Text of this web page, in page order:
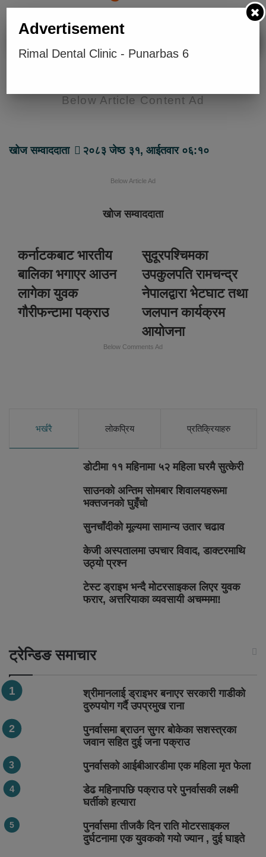
Below Article Content Ad
खोज सम्वाददाता २०८३ जेष्ठ ३१, आईतवार ०६:१०
Below Article Ad
खोज सम्वाददाता
कर्नाटकबाट भारतीय
बालिका भगाएर आउन
लागेका युवक
गौरीफन्टामा पक्राउ
सुदूरपश्चिमका
उपकुलपति रामचन्द्र
नेपालद्वारा भेटघाट तथा
जलपान कार्यक्रम
आयोजना
Below Comments Ad
भर्खरै लोकप्रिय प्रतिक्रियाहरु
डोटीमा ११ महिनामा ५२ महिला घरमै सुत्केरी
साउनको अन्तिम सोमबार शिवालयहरूमा
भक्तजनको घुइँचो
सुनचाँदीको मूल्यमा सामान्य उतार चढाव
केजी अस्पतालमा उपचार विवाद, डाक्टरमाथि
उठ्यो प्रश्न
टेस्ट ड्राइभ भन्दै मोटरसाइकल लिएर युवक
फरार, अत्तरियाका व्यवसायी अचम्ममा!
ट्रेन्डिङ समाचार
श्रीमानलाई ड्राइभर बनाएर सरकारी गाडीको
दुरुपयोग गर्दै उपप्रमुख राना
पुनर्वासमा ब्राउन सुगर बोकेका सशस्त्रका
जवान सहित दुई जना पक्राउ
पुनर्वासको आईबीआरडीमा एक महिला मृत फेला
डेढ महिनापछि पक्राउ परे पुनर्वासकी लक्ष्मी
घर्तीको हत्यारा
पुनर्वासमा तीजकै दिन राति मोटरसाइकल
दुर्घटनामा एक युवकको गयो ज्यान , दुई घाइते
Advertisement
Rimal Dental Clinic - Punarbas 6